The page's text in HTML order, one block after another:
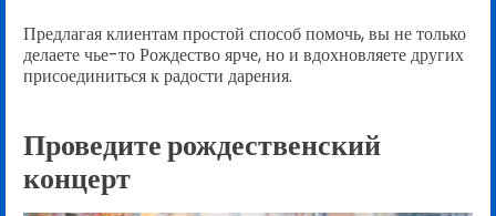
Предлагая клиентам простой способ помочь, вы не только
делаете чье-то Рождество ярче, но и вдохновляете других
присоединиться к радости дарения.
Проведите рождественский
концерт